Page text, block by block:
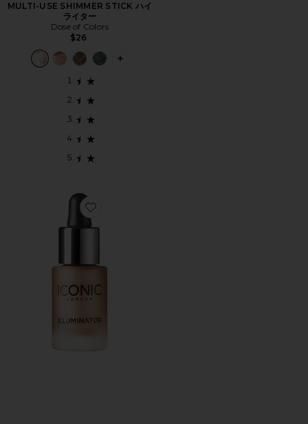
MULTI-USE SHIMMER STICK ハイ
ライター
Dose of Colors
$26
PLUS ICON TO SEE MORE OPTIONS
Favorite MINI ILLUMINATOR ハイライター